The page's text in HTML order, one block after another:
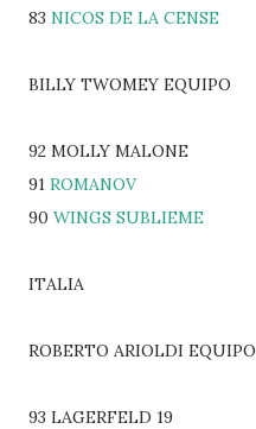
83 NICOS DE LA CENSE
BILLY TWOMEY EQUIPO
92 MOLLY MALONE
91 ROMANOV
90 WINGS SUBLIEME
ITALIA
ROBERTO ARIOLDI EQUIPO
93 LAGERFELD 19